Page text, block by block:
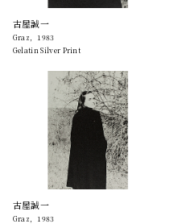
古屋誠一
Graz，1983
Gelatin Silver Print
古屋誠一
Graz，1983